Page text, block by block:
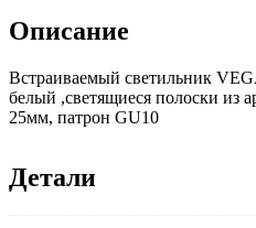
Описание
Встраиваемый светильник
белый ,светящиеся полоски из
25мм, патрон GU10
Детали